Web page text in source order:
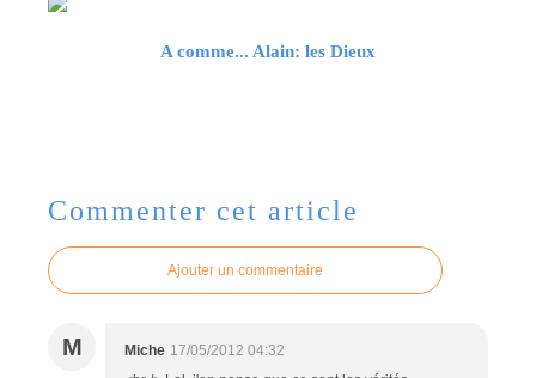
A comme... Alain: les Dieux
Commenter cet article
Ajouter un commentaire
M Miche 17/05/2012 04:32